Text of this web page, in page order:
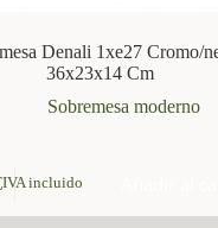
Denali 1xe27 Cromo/
36x23x14 Cm
Sobremesa moderno
IVA incluido